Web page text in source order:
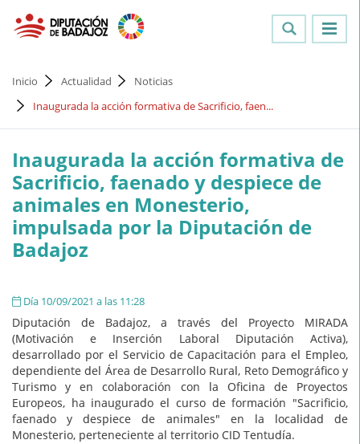
Inicio Actualidad
Noticias
Inaugurada la acción formativa de Sacrificio, faen...
Inaugurada la acción formativa de
Sacrificio, faenado y despiece de
animales en Monesterio,
impulsada por la Diputación de
Badajoz
Día 10/09/2021 a las 11:28
Diputación de Badajoz, a través del Proyecto MIRADA
(Motivación e Inserción Laboral Diputación Activa),
desarrollado por el Servicio de Capacitación para el Empleo,
dependiente del Área de Desarrollo Rural, Reto Demográfico y
Turismo y en colaboración con la Oficina de Proyectos
Europeos, ha inaugurado el curso de formación "Sacrificio,
faenado y despiece de animales" en la localidad de
Monesterio, perteneciente al territorio CID Tentudía.